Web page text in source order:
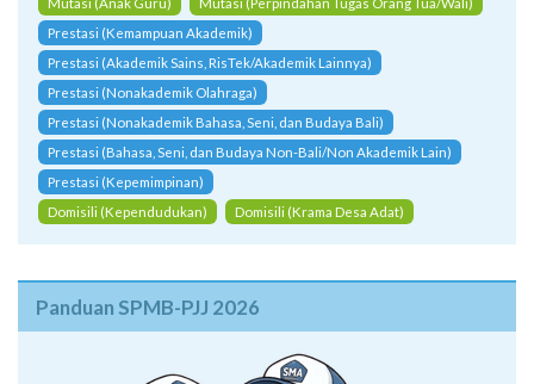
Prestasi (Kemampuan Akademik)
Prestasi (Akademik Sains, RisTek/Akademik Lainnya)
Prestasi (Nonakademik Olahraga)
Prestasi (Nonakademik Bahasa, Seni, dan Budaya Bali)
Prestasi (Bahasa, Seni, dan Budaya Non-Bali/Non Akademik Lain)
Prestasi (Kepemimpinan)
Domisili (Kependudukan)
Domisili (Krama Desa Adat)
Panduan SPMB-PJJ 2026